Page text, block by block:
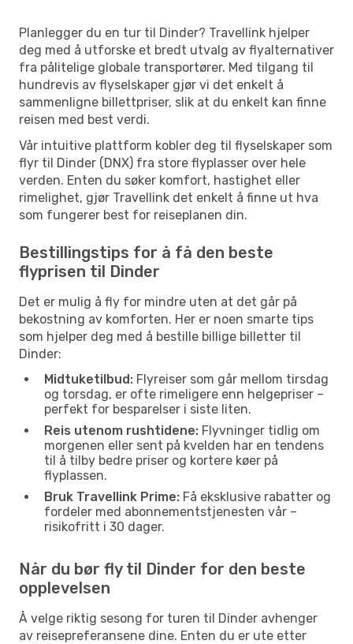
Planlegger du en tur til Dinder? Travellink hjelper
deg med å utforske et bredt utvalg av flyalternativer
fra pålitelige globale transportører. Med tilgang til
hundrevis av flyselskaper gjør vi det enkelt å
sammenligne billettpriser, slik at du enkelt kan finne
reisen med best verdi.
Vår intuitive plattform kobler deg til flyselskaper som
flyr til Dinder (DNX) fra store flyplasser over hele
verden. Enten du søker komfort, hastighet eller
rimelighet, gjør Travellink det enkelt å finne ut hva
som fungerer best for reiseplanen din.
Bestillingstips for å få den beste
flyprisen til Dinder
Det er mulig å fly for mindre uten at det går på
bekostning av komforten. Her er noen smarte tips
som hjelper deg med å bestille billige billetter til
Dinder:
Midtuketilbud: Flyreiser som går mellom tirsdag
og torsdag, er ofte rimeligere enn helgepriser –
perfekt for besparelser i siste liten.
Reis utenom rushtidene: Flyvninger tidlig om
morgenen eller sent på kvelden har en tendens
til å tilby bedre priser og kortere køer på
flyplassen.
Bruk Travellink Prime: Få eksklusive rabatter og
fordeler med abonnementstjenesten vår –
risikofritt i 30 dager.
Når du bør fly til Dinder for den beste
opplevelsen
Å velge riktig sesong for turen til Dinder avhenger
av reisepreferansene dine. Enten du er ute etter